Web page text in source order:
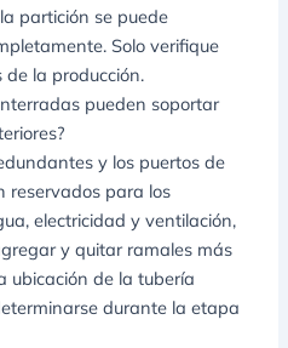
partición se puede
Solo verifique
de la producción.
pueden soportar
y los puertos de
reservados para los
electricidad y ventilación,
y quitar ramales más
ubicación de la tubería
durante la etapa